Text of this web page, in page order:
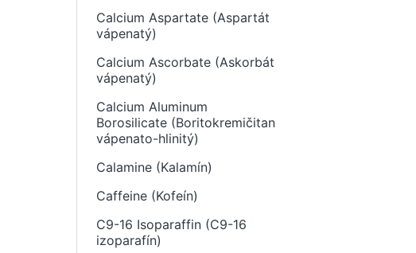
Calcium Aspartate (Aspartát
vápenatý)
Calcium Ascorbate (Askorbát
vápenatý)
Calcium Aluminum
Borosilicate (Boritokremičitan
vápenato-hlinitý)
Calamine (Kalamín)
Caffeine (Kofeín)
C9-16 Isoparaffin (C9-16
izoparafín)